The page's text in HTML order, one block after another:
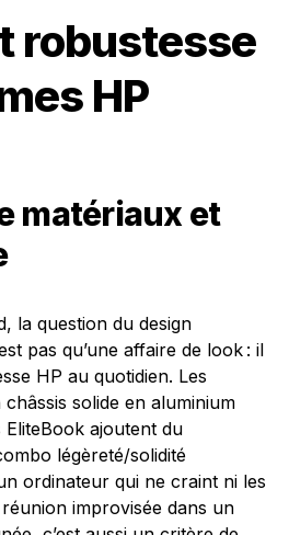
robustesse
HP
matériaux et
la question du design
pas qu’une affaire de look : il
HP au quotidien. Les
solide en aluminium
ajoutent du
légèreté/solidité
ordinateur qui ne craint ni les
improvisée dans un